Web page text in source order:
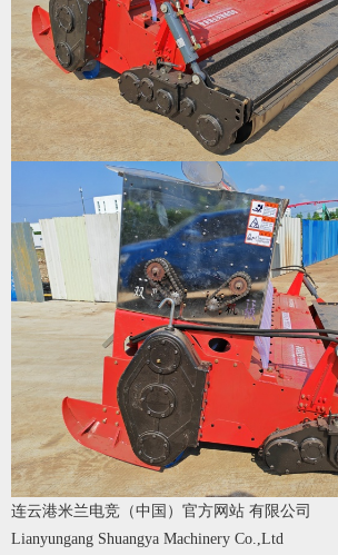
连云港米兰电竞（中国）官方网站 有限公司
Lianyungang Shuangya Machinery Co.,Ltd